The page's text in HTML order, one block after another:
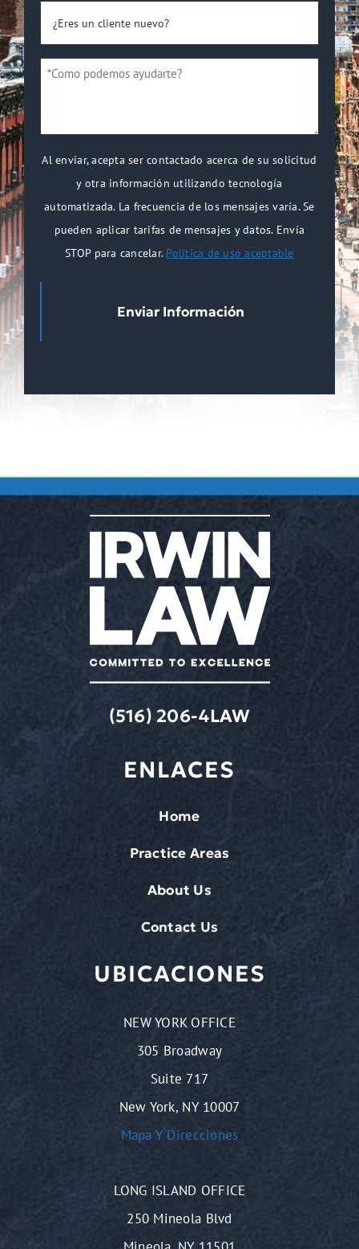
un
nuevo?
*Como
*
Al enviar, acepta ser contactado acerca de su solicitud
y otra información utilizando tecnología
automatizada. La frecuencia de los mensajes varía. Se
pueden aplicar tarifas de mensajes y datos. Envía
STOP para cancelar. Política de uso aceptable
(516) 206-4LAW
ENLACES
Home
Practice Areas
About Us
Contact Us
UBICACIONES
NEW YORK OFFICE
305 Broadway
Suite 717
New York, NY 10007
Mapa Y Direcciones
LONG ISLAND OFFICE
250 Mineola Blvd